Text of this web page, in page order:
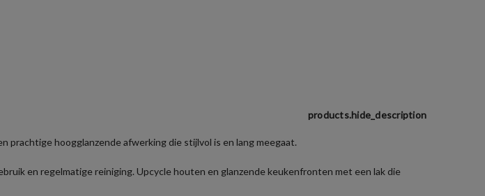
products.hide_description
prachtige hoogglanzende afwerking die stijlvol is en lang meegaat.
en regelmatige reiniging. Upcycle houten en glanzende keukenfronten met een lak die